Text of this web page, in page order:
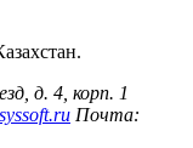
д. 4, корп. 1
Почта: